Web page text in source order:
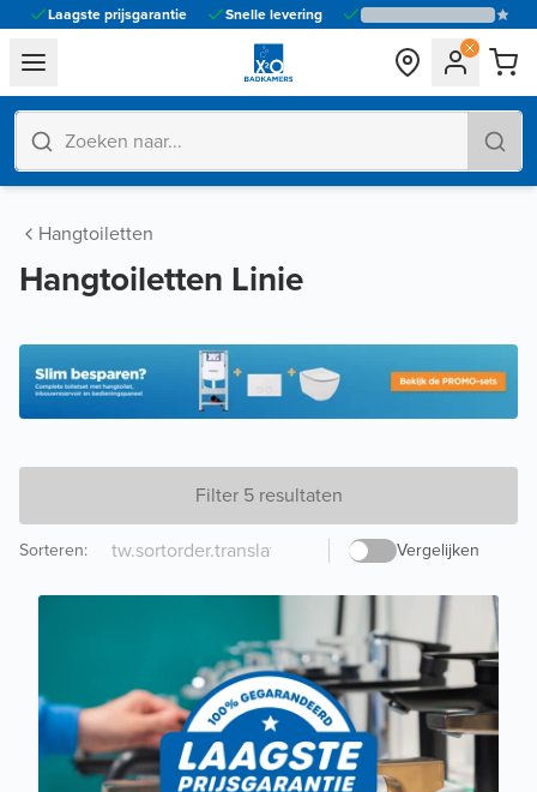
Laagste prijsgarantie Snelle levering
general.navigation.toggle_menu.label
Hangtoiletten
Hangtoiletten Linie
Filter 5 resultaten
Vergelijken
Sorteren: